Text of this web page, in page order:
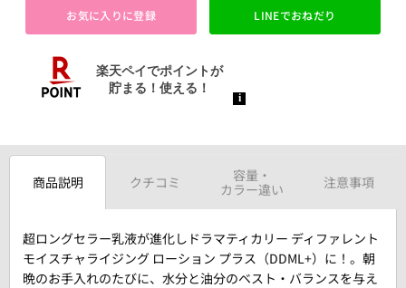
お気に入りに登録 LINEでおねだり
商品説明 クチコミ
容量・
カラー違い
注意事項
超ロングセラー乳液が進化しドラマティカリー ディファレント
モイスチャライジング ローション プラス（DDML+）に！。朝
晩のお手入れのたびに、水分と油分のベスト・バランスを与え